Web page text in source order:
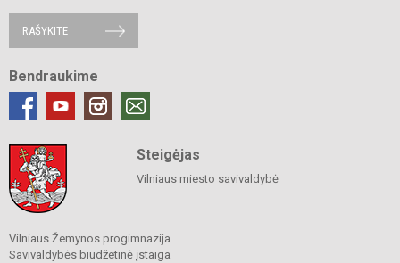
RAŠYKITE
Bendraukime
Steigėjas
Vilniaus miesto savivaldybė
Vilniaus Žemynos progimnazija
Savivaldybės biudžetinė įstaiga